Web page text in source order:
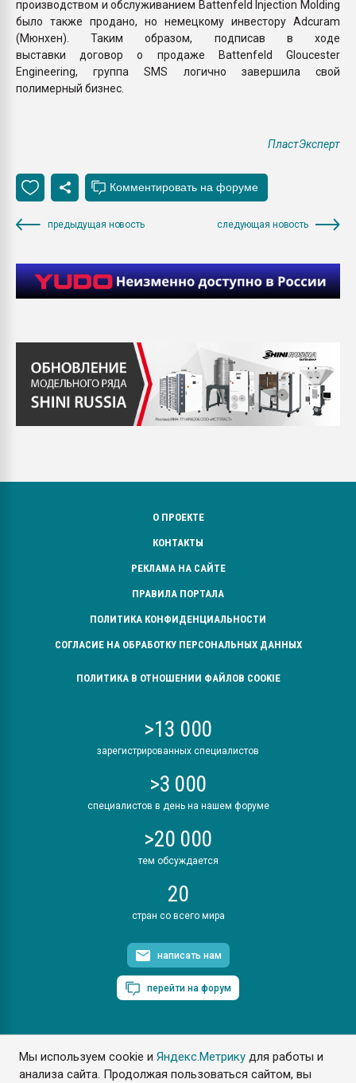
Мы используем cookie иЯндекс.Метрику для работы и
анализа сайта. Продолжая пользоваться сайтом, вы
производством и обслуживанием Battenfeld Injection Molding
было также продано, но немецкому инвестору Adcuram
(Мюнхен). Таким образом, подписав в ходе
выставки договор о продаже Battenfeld Gloucester
Engineering, группа SMS логично завершила свой
полимерный бизнес.
ПластЭксперт
предыдущая новость следующая новость
О ПРОЕКТЕ
КОНТАКТЫ
РЕКЛАМА НА САЙТЕ
ПРАВИЛА ПОРТАЛА
ПОЛИТИКА КОНФИДЕНЦИАЛЬНОСТИ
СОГЛАСИЕ НА ОБРАБОТКУ ПЕРСОНАЛЬНЫХ ДАННЫХ
ПОЛИТИКА В ОТНОШЕНИИ ФАЙЛОВ COOKIE
>13 000
зарегистрированных специалистов
>3 000
специалистов в день на нашем форуме
>20 000
тем обсуждается
20
стран со всего мира
написать нам
перейти на форум
ПластЭксперт © 2006. Все права защищены
Разрешается копирование материалов сайта с обязательной